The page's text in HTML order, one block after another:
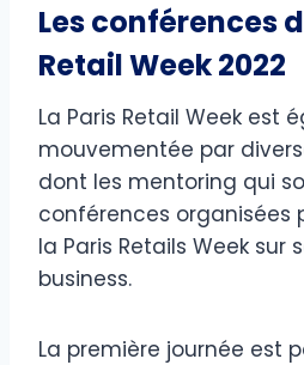
Les conférences
Retail Week 2022
La Paris Retail Week est
mouvementée par
dont les mentoring qui
conférences organisées
la Paris Retails Week sur
business.
La première journée est